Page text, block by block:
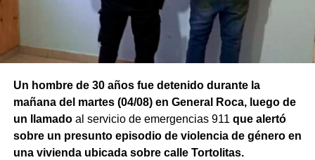
Un hombre de 30 años fue detenido durante la
mañana del martes (04/08) en General Roca, luego de
un llamadoal servicio de emergencias 911que alertó
sobre un presunto episodio de violencia de género en
una vivienda ubicada sobre calle Tortolitas.